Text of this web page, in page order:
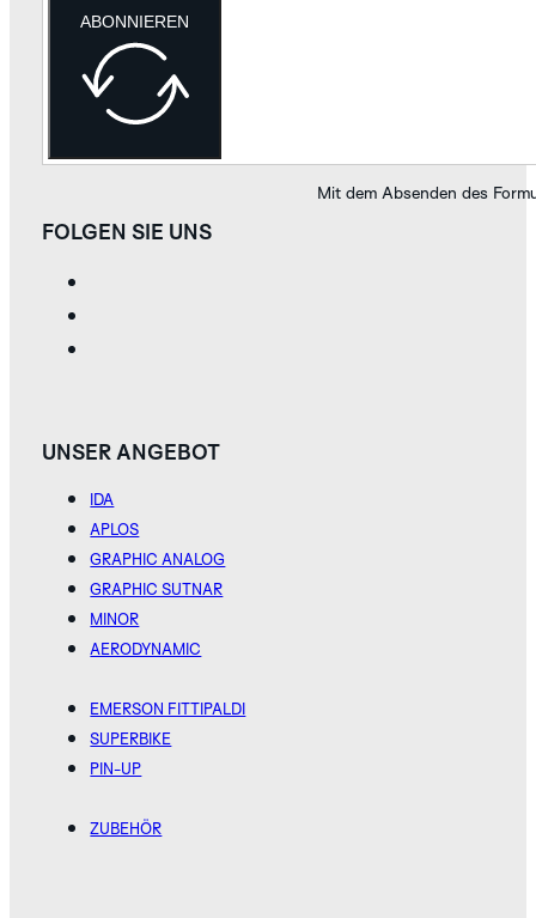
ABONNIEREN
Mit dem Absenden des
FOLGEN SIE UNS
UNSER ANGEBOT
IDA
APLOS
GRAPHIC ANALOG
GRAPHIC SUTNAR
MINOR
AERODYNAMIC
EMERSON FITTIPALDI
SUPERBIKE
PIN-UP
ZUBEHÖR